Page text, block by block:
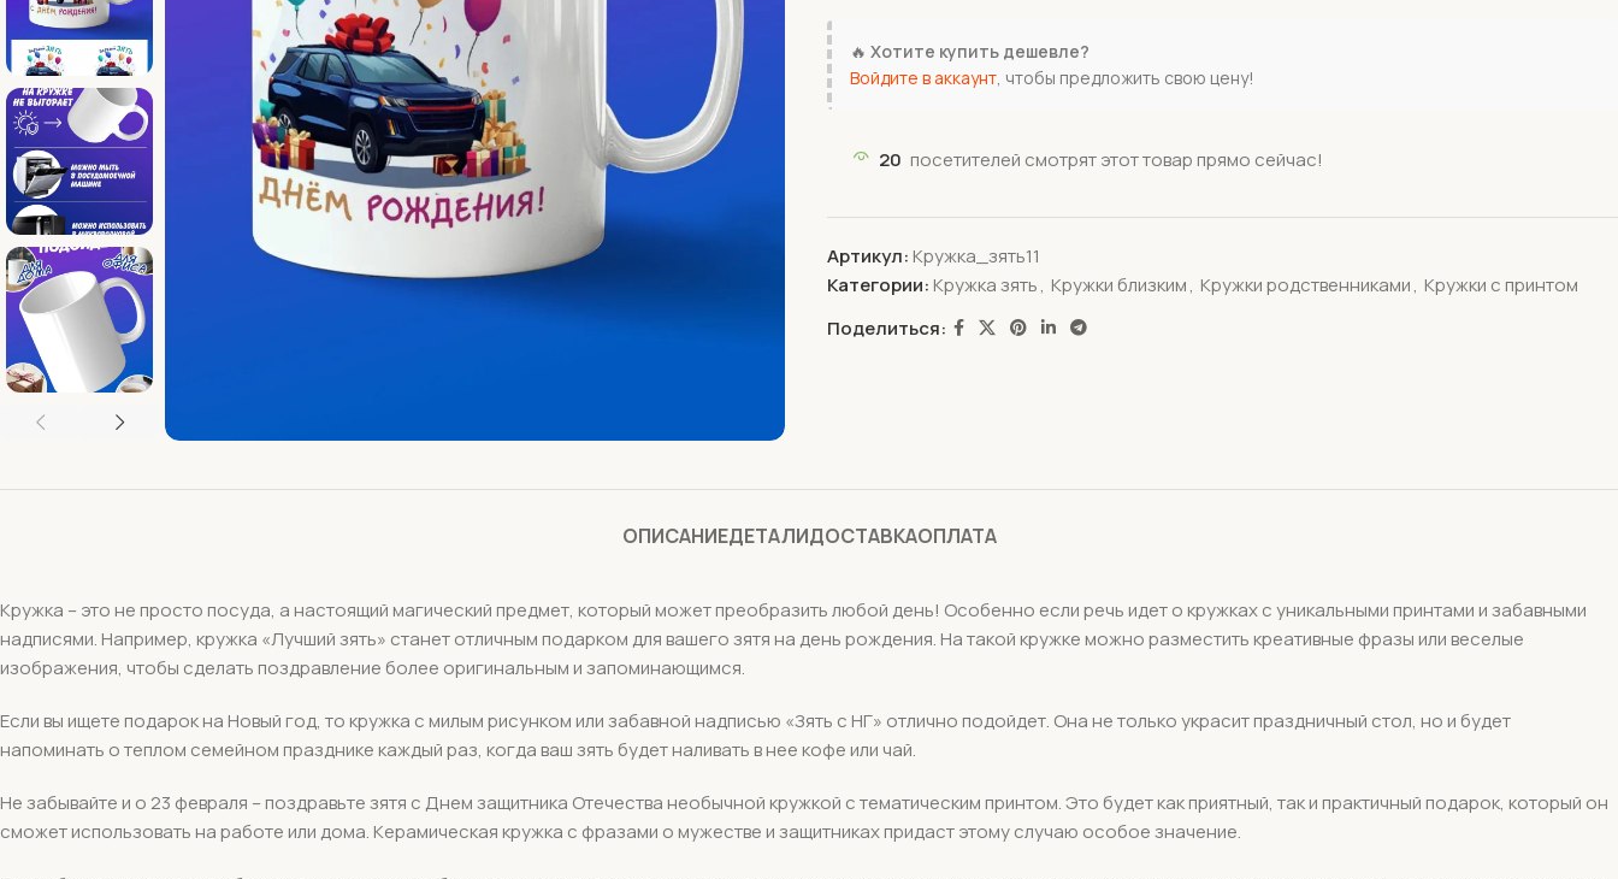
🔥 Хотите купить дешевле?
Войдите в аккаунт, чтобы предложить свою цену!
20 посетителей смотрят этот товар прямо сейчас!
Артикул: Кружка_зять11
Категории: Кружка зять, Кружки близким, Кружки родственниками, Кружки с принтом
Поделиться:
ОПИСАНИЕДЕТАЛИДОСТАВКАОПЛАТА
Кружка – это не просто посуда, а настоящий магический предмет, который может преобразить любой день! Особенно если речь идет о кружках с уникальными принтами и забавными
надписями. Например, кружка «Лучший зять» станет отличным подарком для вашего зятя на день рождения. На такой кружке можно разместить креативные фразы или веселые
изображения, чтобы сделать поздравление более оригинальным и запоминающимся.
Если вы ищете подарок на Новый год, то кружка с милым рисунком или забавной надписью «Зять с НГ» отлично подойдет. Она не только украсит праздничный стол, но и будет
напоминать о теплом семейном празднике каждый раз, когда ваш зять будет наливать в нее кофе или чай.
Не забывайте и о 23 февраля – поздравьте зятя с Днем защитника Отечества необычной кружкой с тематическим принтом. Это будет как приятный, так и практичный подарок, который он
сможет использовать на работе или дома. Керамическая кружка с фразами о мужестве и защитниках придаст этому случаю особое значение.